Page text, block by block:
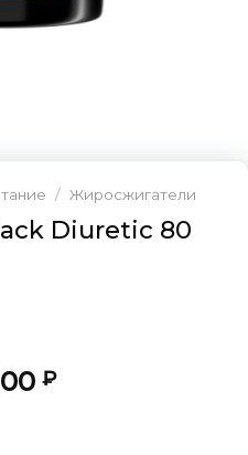
/ Жиросжигатели
Diuretic 80
₽Текущая